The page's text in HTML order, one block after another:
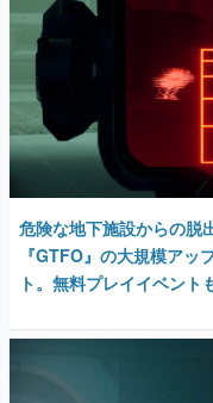
危険な地下施設からの脱
『GTFO』の大規模ア
ト。無料プレイイベント